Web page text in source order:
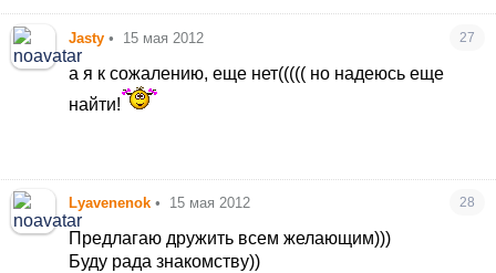
Jasty • 15 мая 2012 27
а я к сожалению, еще нет((((( но надеюсь еще
найти!
Lyavenenok • 15 мая 2012 28
Предлагаю дружить всем желающим)))
Буду рада знакомству))